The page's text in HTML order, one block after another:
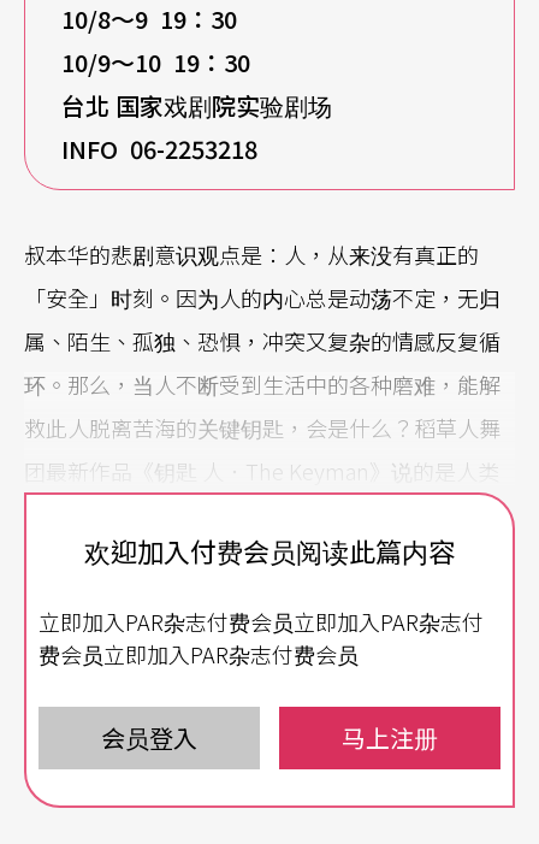
10/8～9 19：30
10/9～10 19：30
台北 国家戏剧院实验剧场
INFO 06-2253218
叔本华的悲剧意识观点是：人，从来没有真正的
「安全」时刻。因为人的内心总是动荡不定，无归
属、陌生、孤独、恐惧，冲突又复杂的情感反复循
环。那么，当人不断受到生活中的各种磨难，能解
救此人脱离苦海的关键钥匙，会是什么？稻草人舞
团最新作品《钥匙 人．The Keyman》说的是人类
和矛盾，但究竟是什么样的关键，让人崩溃，进而
用生活小动作发展舞出人心中的苦难挣扎
「家庭是形塑一个人性格的主要场所，在家庭里发
生的事情会影响人格与个性发展。」稻草人舞团艺
欢迎加入付费会员阅读此篇内容
立即加入PAR杂志付费会员立即加入PAR杂志付
费会员立即加入PAR杂志付费会员
会员登入 马上注册